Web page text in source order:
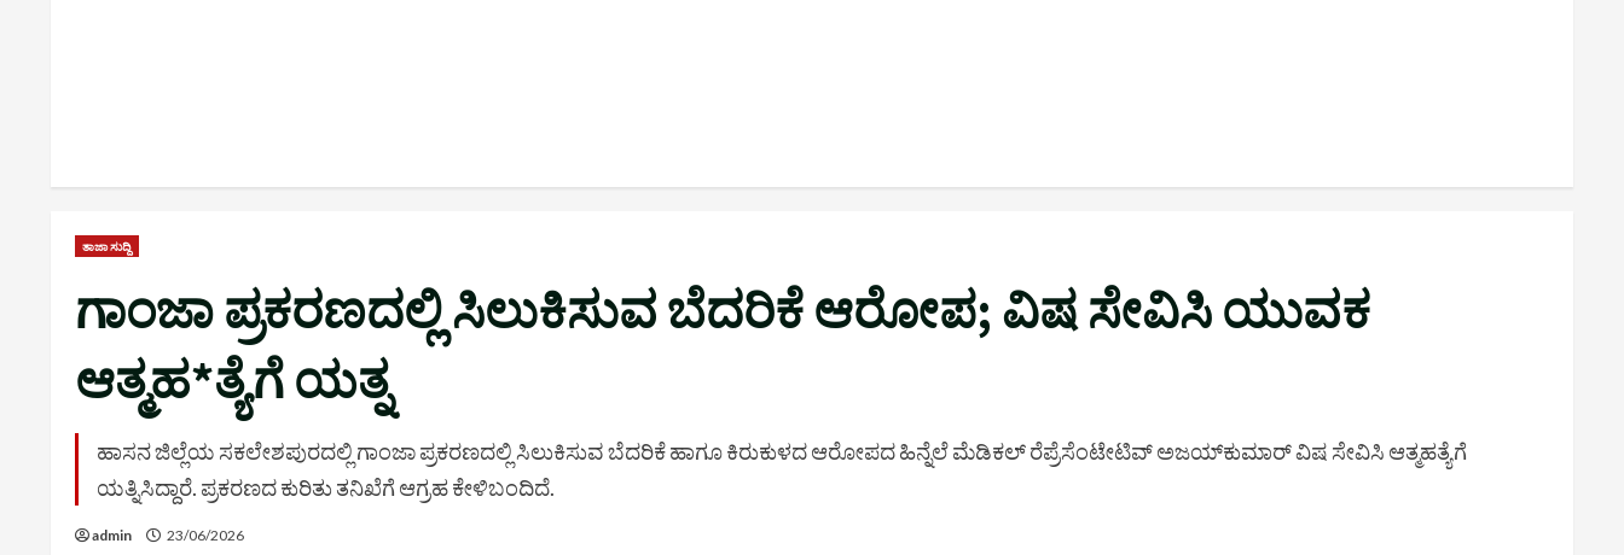
ತಾಜಾ ಸುದ್ದಿ
ಗಾಂಜಾ ಪ್ರಕರಣದಲ್ಲಿ ಸಿಲುಕಿಸುವ ಬೆದರಿಕೆ ಆರೋಪ; ವಿಷ ಸೇವಿಸಿ ಯುವಕ
ಆತ್ಮಹ*ತ್ಯೆಗೆ ಯತ್ನ
ಹಾಸನ ಜಿಲ್ಲೆಯ ಸಕಲೇಶಪುರದಲ್ಲಿ ಗಾಂಜಾ ಪ್ರಕರಣದಲ್ಲಿ ಸಿಲುಕಿಸುವ ಬೆದರಿಕೆ ಹಾಗೂ ಕಿರುಕುಳದ ಆರೋಪದ ಹಿನ್ನೆಲೆ ಮೆಡಿಕಲ್ ರೆಪ್ರೆಸೆಂಟೇಟಿವ್ ಅಜಯ್‌ಕುಮಾರ್ ವಿಷ ಸೇವಿಸಿ ಆತ್ಮಹತ್ಯೆಗೆ
ಯತ್ನಿಸಿದ್ದಾರೆ. ಪ್ರಕರಣದ ಕುರಿತು ತನಿಖೆಗೆ ಆಗ್ರಹ ಕೇಳಿಬಂದಿದೆ.
admin 23/06/2026